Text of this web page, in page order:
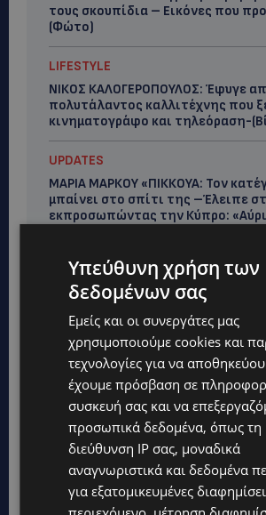
τους σκουπίδια – Εικόνες που
(Φώτο)
LIFESTYLE
ΝΙΚΟΣ ΚΑΛΟΓΕΡΟΠΟΥΛΟΣ: Έφυγε
πολυτάλαντος καλλιτέχνης που
κινηματογράφο και τηλεόραση-
UPDATES
ΜΑΡΙΑ ΜΑΡΚΟΥ «ΠΙΚΚΟΥΑ: Τον
μπαίνει στο σπίτι της –Έλειπε
εκπροσωπώντας την Κύπρο:
CALENDAR
ΑΠΟ ΤΗΝ ΚΥΠΡΟ ΣΤΟ ΛΟΝΔΙΝΟ ΚΑΙ
εικαστική σκηνή
UPDATES
ΦΩΤΟ: Αγνοείται 51χρονος –
Αστυνομίας για τον εντοπισμό του
Υπεύθυνη χρήση των
δεδομένων σας
Εμείς και οι συνεργάτες μας
χρησιμοποιούμε cookies και
τεχνολογίες για να
έχουμε πρόσβαση σε
συσκευή σας και να
προσωπικά δεδομένα, όπως τη
διεύθυνση IP σας, μοναδικά
αναγνωριστικά και δεδομένα
για εξατομικευμένες